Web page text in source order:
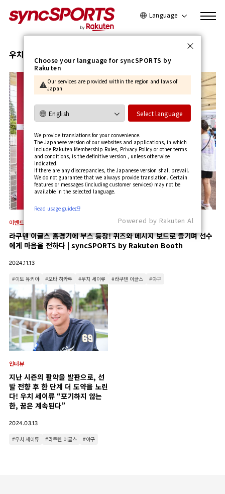
Language
日本語
繁體中文
우치 세이류
이벤트
라쿠텐 이글스 홈경기에 부스 등장! 퀴즈와 메시지 보드로 즐기며 선수
에게 마음을 전하다 | syncSPORTS by Rakuten Booth
2024.11.13
#이토 유키야 #오타 히카루 #우치 세이류 #라쿠텐 이글스 #야구
인터뷰
지난 시즌의 활약을 발판으로, 선
발 전향 후 한 단계 더 도약을 노린
다! 우치 세이류 “포기하지 않는
한, 꿈은 계속된다”
2024.03.13
#우치 세이류 #라쿠텐 이글스 #야구
Choose your language for syncSPORTS by
Rakuten
Our services are provided within the region and laws of
Japan
Select language
We provide translations for your convenience.
The Japanese version of our websites and applications, in which
include Rakuten Membership Rules, Privacy Policy or other terms
and conditions, is the definitive version , unless otherwise
indicated.
If there are any discrepancies, the Japanese version shall prevail.
We do not guarantee that we always provide translation. Certain
features or messages (including customer services) may not be
available in the selected language.​
Read usage guide
Powered by Rakuten Al
사용가이드 보기